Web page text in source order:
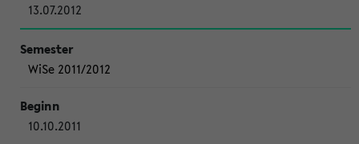
13.07.2012
WiSe 2011/2012
10.10.2011